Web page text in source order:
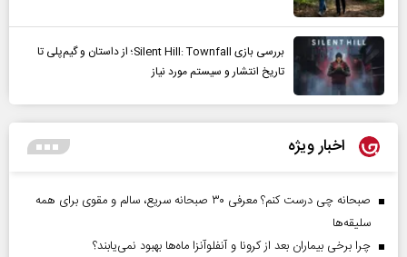
بررسی بازی Silent Hill: Townfall؛ از داستان و گیم‌پلی تا
تاریخ انتشار و سیستم مورد نیاز
اخبار ویژه
صبحانه چی درست کنم؟ معرفی ۳۰ صبحانه سریع، سالم و مقوی برای همه
سلیقه‌ها
چرا برخی بیماران بعد از کرونا و آنفلوآنزا ماه‌ها بهبود نمی‌یابند؟